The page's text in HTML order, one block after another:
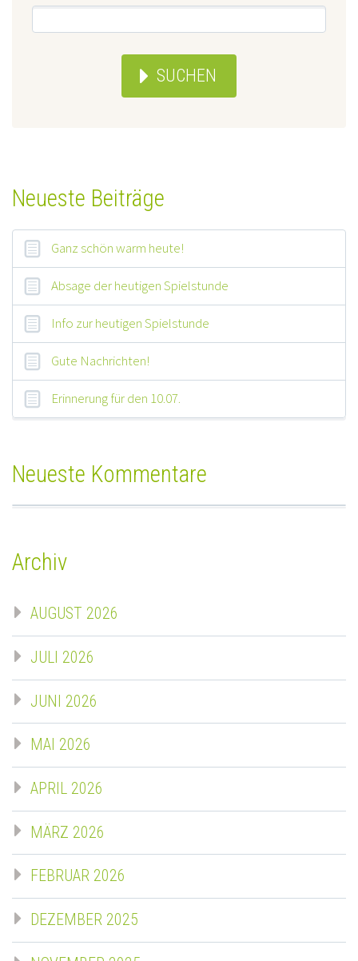
SUCHEN
Neueste Beiträge
Ganz schön warm heute!
Absage der heutigen Spielstunde
Info zur heutigen Spielstunde
Gute Nachrichten!
Erinnerung für den 10.07.
Neueste Kommentare
Archiv
AUGUST 2026
JULI 2026
JUNI 2026
MAI 2026
APRIL 2026
MÄRZ 2026
FEBRUAR 2026
DEZEMBER 2025